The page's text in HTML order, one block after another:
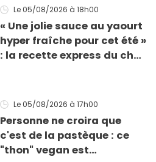
Le 05/08/2026 à 18h00
« Une jolie sauce au yaourt
hyper fraîche pour cet été »
: la recette express du chef
grillades
Le 05/08/2026 à 17h00
Personne ne croira que
c'est de la pastèque : ce
"thon" vegan est